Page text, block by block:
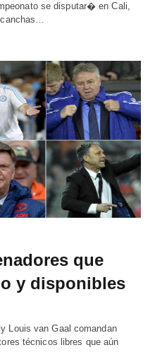
se disputar� en Cali,
canchas…
que
y disponibles
Louis van Gaal comandan
técnicos libres que aún